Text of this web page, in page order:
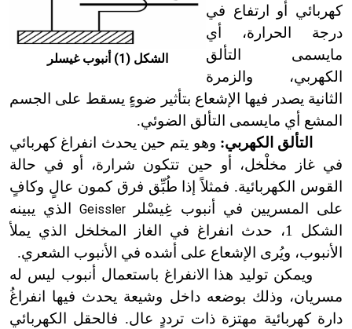
الشكل (1) أنبوب غيسلر
كهربائي أو ارتفاع في
درجة الحرارة، أي
مايسمى التألق
الكهربي، والزمرة
الثانية يصدر فيها الإشعاع بتأثير ضوءٍ يسقط على الجسم
المشع أي مايسمى التألق الضوئي.
التألق الكهربي: وهو يتم حين يحدث انفراغ كهربائي
في غاز مخلْخل، أو حين تتكون شرارة، أو في حالة
القوس الكهربائية. فمثلاً إذا طُبِّق فرق كمون عالٍ وكافٍ
على المسريين في أنبوب غِيسْلر Geisslerالذي يبينه
الشكل 1، حدث انفراغ في الغاز المخلخل الذي يملأ
الأنبوب، ويُرى الإشعاع على أشده في الأنبوب الشعري.
ويمكن توليد هذا الانفراغ باستعمال أنبوب ليس له
مسريان، وذلك بوضعه داخل وشيعة يحدث فيها انفراغُ
دارة كهربائية مهتزة ذات ترددٍ عال. فالحقل الكهربائي